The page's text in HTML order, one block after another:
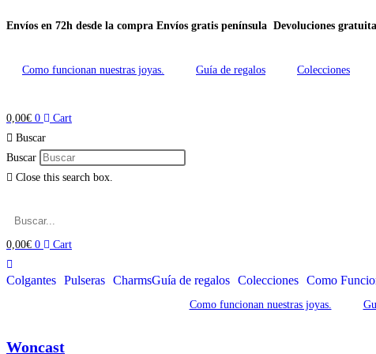
Ir
contenido
Envíos en 72h desde la compra Envíos gratis península Devoluciones
Como funcionan nuestras joyas. Guía de regalos Colecciones
0,00€ 0
Cart
Buscar
Buscar
Close this search box.
0,00€ 0 Cart
Colgantes Pulseras CharmsGuía de regalos Colecciones Como
Como funcionan nuestras joyas.
Woncast